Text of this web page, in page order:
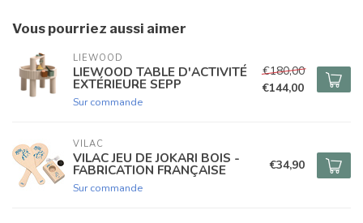
Vous pourriez aussi aimer
LIEWOOD
LIEWOOD TABLE D'ACTIVITÉ
EXTÉRIEURE SEPP
Sur commande
€180,00
€144,00
VILAC
VILAC JEU DE JOKARI BOIS -
FABRICATION FRANÇAISE
Sur commande
€34,90